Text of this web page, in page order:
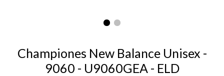
Championes New Balance Unisex -
9060 - U9060GEA - ELD